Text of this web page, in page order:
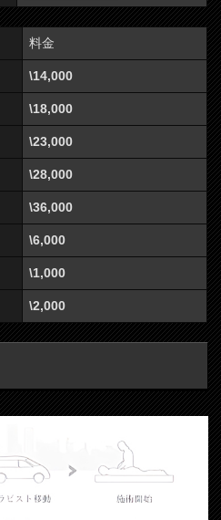
料金
\14,000
\18,000
\23,000
\28,000
\36,000
\6,000
\1,000
\2,000